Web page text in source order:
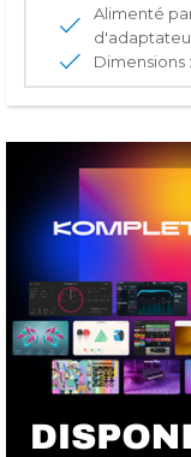
Alimenté
Dimensions